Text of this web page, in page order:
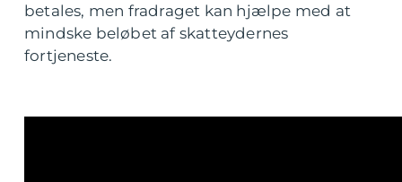
betales, men fradraget kan hjælpe med at
mindske beløbet af skatteydernes
fortjeneste.